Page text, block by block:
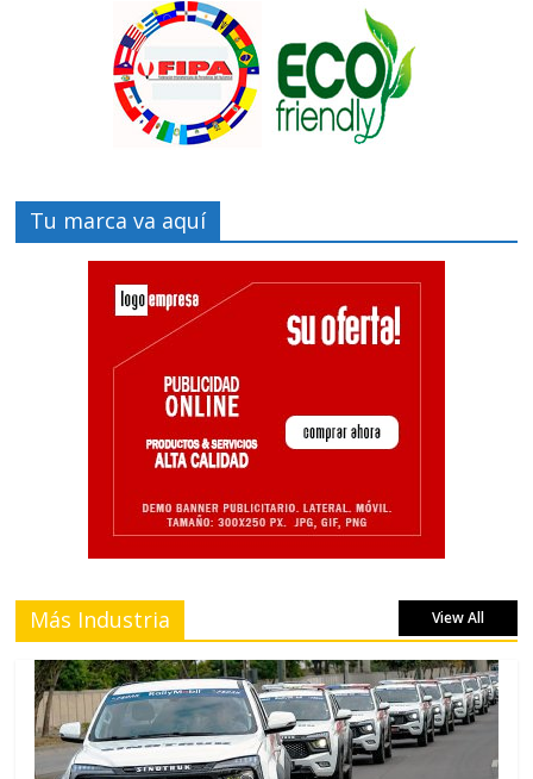
Tu marca va aquí
Más Industria View All